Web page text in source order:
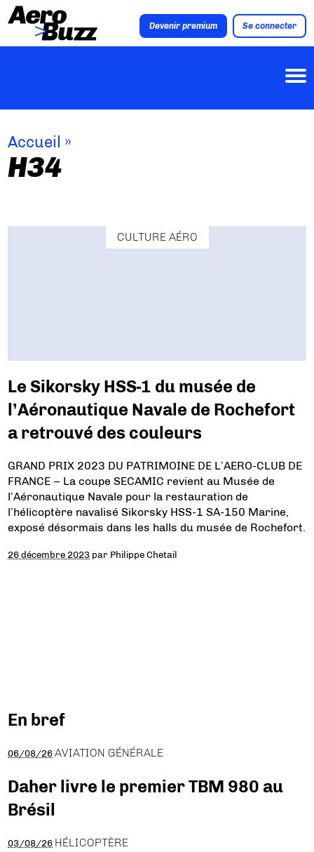
Devenir premium Se connecter
Accueil »
H34
CULTURE AÉRO
Le Sikorsky HSS-1 du musée de
l’Aéronautique Navale de Rochefort
a retrouvé des couleurs
GRAND PRIX 2023 DU PATRIMOINE DE L’AERO-CLUB DE
FRANCE – La coupe SECAMIC revient au Musée de
l’Aéronautique Navale pour la restauration de
l’hélicoptère navalisé Sikorsky HSS-1 SA-150 Marine,
exposé désormais dans les halls du musée de Rochefort.
26 décembre 2023 par Philippe Chetail
En bref
06/08/26 AVIATION GÉNÉRALE
Daher livre le premier TBM 980 au
Brésil
03/08/26 HÉLICOPTÈRE